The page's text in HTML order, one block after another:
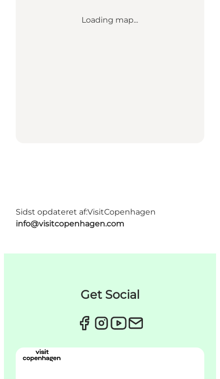
Loading map...
Sidst opdateret af:VisitCopenhagen
info@visitcopenhagen.com
Get Social